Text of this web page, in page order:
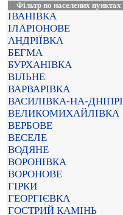
Фільтр по населених пунктах
ІВАНІВКА
ІЛАРІОНОВЕ
АНДРІЇВКА
БЕГМА
БУРХАНІВКА
ВІЛЬНЕ
ВАРВАРІВКА
ВАСИЛІВКА-НА-ДНІПРІ
ВЕЛИКОМИХАЙЛІВКА
ВЕРБОВЕ
ВЕСЕЛЕ
ВОДЯНЕ
ВОРОНІВКА
ВОРОНОВЕ
ГІРКИ
ГЕОРГІЄВКА
ГОСТРИЙ КАМІНЬ